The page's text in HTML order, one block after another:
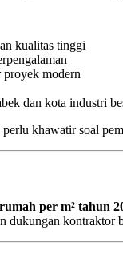
kualitas tinggi
proyek modern
dan kota industri
khawatir soal
per m² tahun
dukungan kontraktor